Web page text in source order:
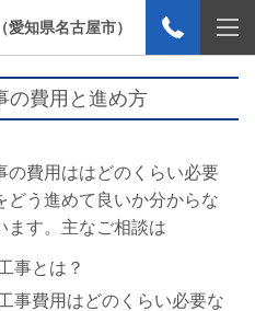
知県名古屋市）
の費用と進め方
の費用ははどのくらい必要
どう進めて良いか分からな
ます。主なご相談は
事とは？
事費用はどのくらい必要な